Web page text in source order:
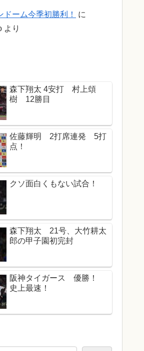
ドーム今季初勝利！
に
より
森下翔太 4安打 村上頌
樹 12勝目
佐藤輝明 2打席連発 5打
点！
クソ面白くもない試合！
森下翔太 21号、大竹耕太
郎の甲子園初完封
阪神タイガース 優勝！
史上最速！